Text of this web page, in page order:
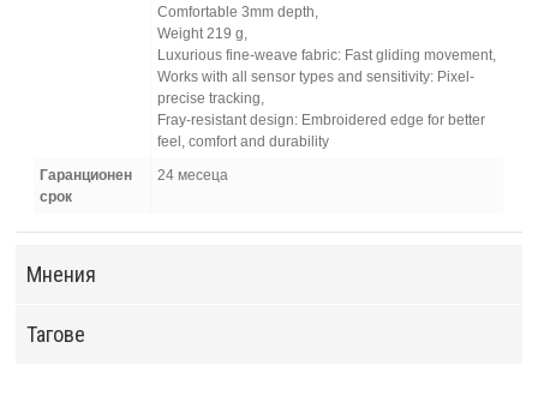
Comfortable 3mm depth,
Weight 219 g,
Luxurious fine-weave fabric: Fast gliding movement,
Works with all sensor types and sensitivity: Pixel-
precise tracking,
Fray-resistant design: Embroidered edge for better
feel, comfort and durability
Гаранционен
срок
24 месеца
Мнения
Тагове